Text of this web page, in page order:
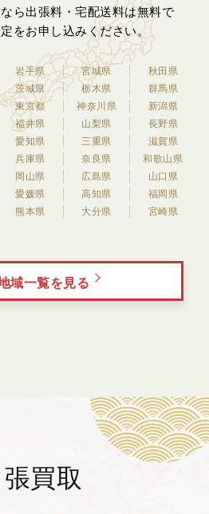
ら出張料・宅配送料は無料で
をお申し込みください。
岩手県 宮城県
秋田県
茨城県 栃木県
群馬県
東京都 神奈川県
新潟県
福井県 山梨県
長野県
愛知県 三重県
滋賀県
兵庫県 奈良県
和歌山県
岡山県 広島県
山口県
愛媛県 高知県
福岡県
熊本県 大分県
宮崎県
域一覧を見る
買取